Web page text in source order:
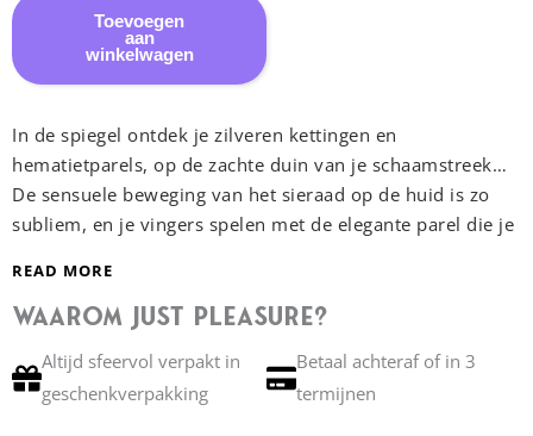
Passion
Zilver
aantal
Toevoegen
aan
winkelwagen
In de spiegel ontdek je zilveren kettingen en
hematietparels, op de zachte duin van je schaamstreek…
De sensuele beweging van het sieraad op de huid is zo
subliem, en je vingers spelen met de elegante parel die je
Je schaamlippen bieden zich aan voor strelingen,
aangeboden voor kussen… Je geliefde, vanavond, zal
van de gedrapeerde kettingen, de fijne druppels die
dwarrelen, de kleine man verliefd op de hematietparel die
READ MORE
Waarom Just Pleasure?
Altijd sfeervol verpakt in
geschenkverpakking
Betaal achteraf of in 3
termijnen